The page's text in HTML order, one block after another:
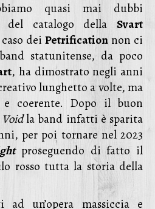
quasi mai dubbi
del catalogo della Svart
dei Petrificationnon ci
statunitense, da poco
, ha dimostrato negli anni
lunghetto a volte, ma
e coerente. Dopo il buon
la band infatti è sparita
per poi tornare nel 2023
proseguendo di fatto il
rosso tutta la storia della
un’opera massiccia e